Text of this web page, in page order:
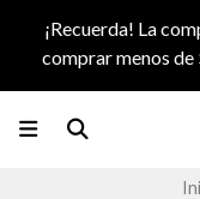
¡Recuerda! La
comprar menos de